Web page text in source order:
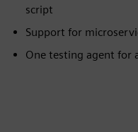
script
Support for
One testing agent for